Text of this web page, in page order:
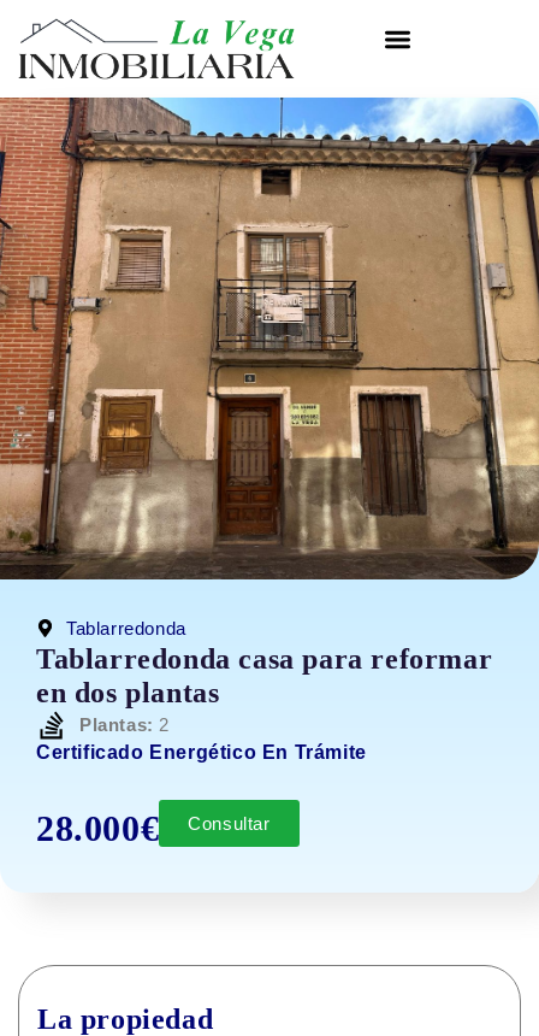
Tablarredonda
Tablarredonda casa para reformar
en dos plantas
Plantas: 2
Certificado Energético En Trámite
28.000€ Consultar
La propiedad